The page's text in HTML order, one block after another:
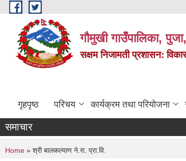
Skip to main content
गौमुखी गाउँपालिका,
सक्षम निजामती प्रशासन:
गृहपृष्ठ परिचय कार्यक्रम तथा परियोजना
समाचार
You are here
Home » श्री बालकल्याण ने.रा. प्रा.वि.